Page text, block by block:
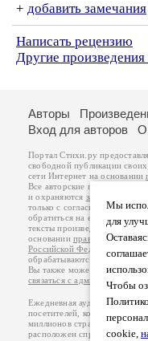
+ добавить замечания
Написать рецензию
Другие
Мы
для
Чтобы
cookie,
Авторы
Вход для авторов
О
Портал Стихи.ру
свободной публикации
сети Интернет на основании
Все авторские права на
и охраняются законом
.
только с согласия его
обратиться на его авторской
тексты произведений авторы
основанииправил
Российской Федерации
обрабатываются на
Вы также можете
связаться с администрацией
Ежедневная аудитория
посетителей, которые в
миллионов страниц по
расположен справа от этого